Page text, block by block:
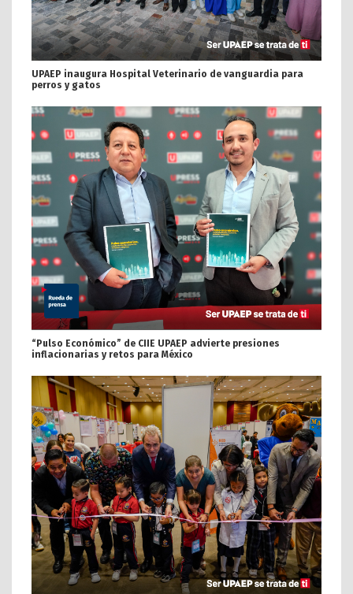
UPAEP inaugura Hospital Veterinario de vanguardia para
perros y gatos
“Pulso Económico” de CIIE UPAEP advierte presiones
inflacionarias y retos para México